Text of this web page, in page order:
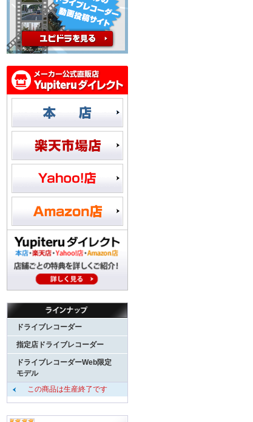
ドライブレコーダー
指定店ドライブレコーダー
ドライブレコーダーWeb限定
モデル
この商品は生産終了です